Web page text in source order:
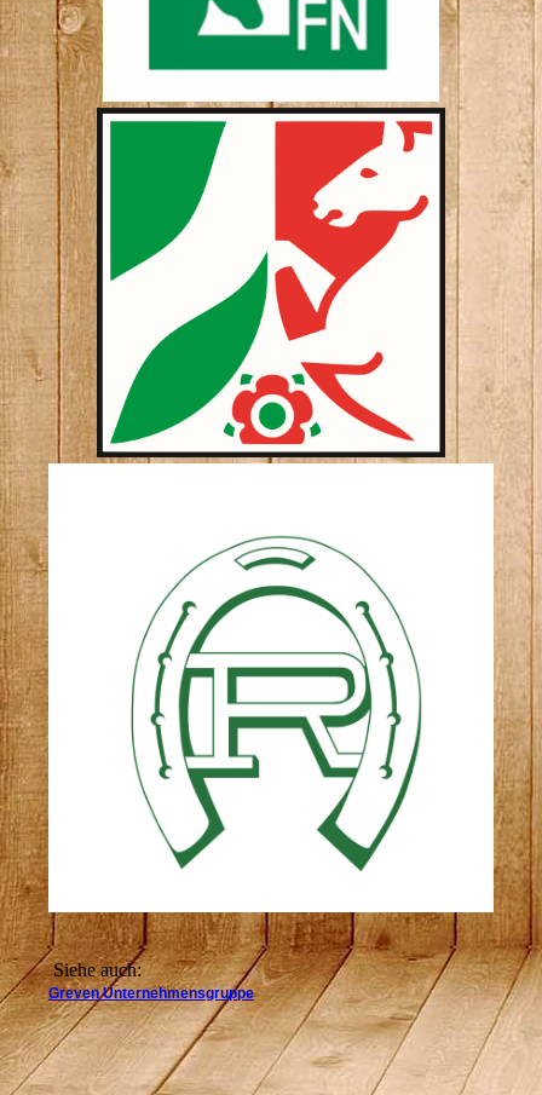
Siehe auch:
Greven Unternehmensgruppe